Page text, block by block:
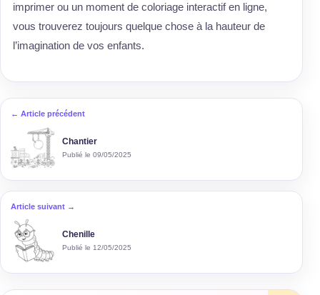
imprimer ou un moment de coloriage interactif en ligne,
vous trouverez toujours quelque chose à la hauteur de
l’imagination de vos enfants.
← Article précédent
Chantier
Publié le 09/05/2025
Article suivant →
Chenille
Publié le 12/05/2025